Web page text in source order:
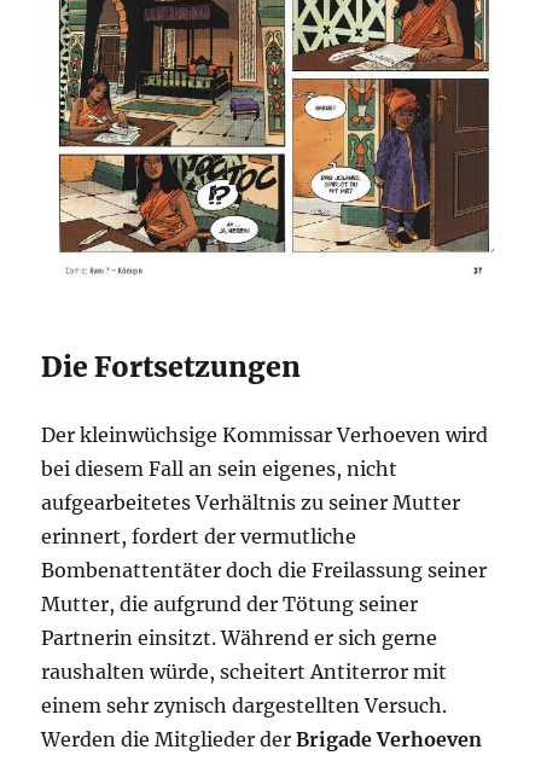
Die Fortsetzungen
Der kleinwüchsige Kommissar Verhoeven wird
bei diesem Fall an sein eigenes, nicht
aufgearbeitetes Verhältnis zu seiner Mutter
erinnert, fordert der vermutliche
Bombenattentäter doch die Freilassung seiner
Mutter, die aufgrund der Tötung seiner
Partnerin einsitzt. Während er sich gerne
raushalten würde, scheitert Antiterror mit
einem sehr zynisch dargestellten Versuch.
Werden die Mitglieder derBrigade Verhoeven